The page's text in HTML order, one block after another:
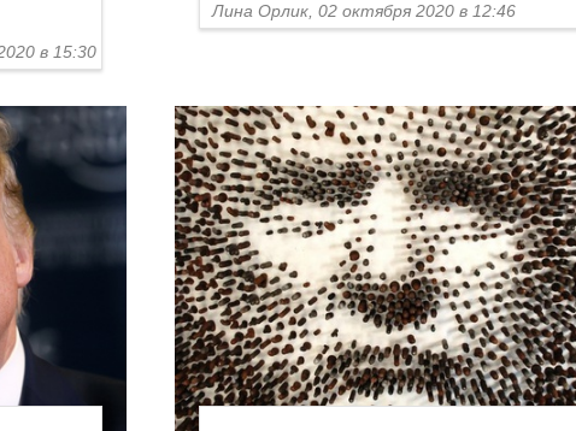
в 15:30
Лина Орлик, 02 октября 2020 в 12:46